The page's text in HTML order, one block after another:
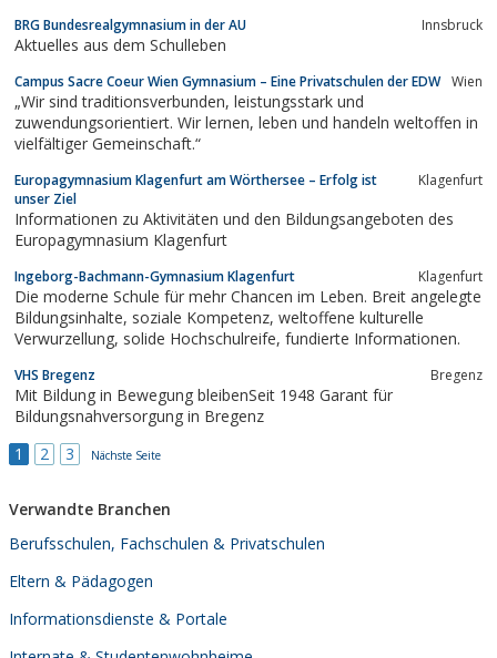
BRG Bundesrealgymnasium in der AU Innsbruck
Aktuelles aus dem Schulleben
Campus Sacre Coeur Wien Gymnasium – Eine Privatschulen der EDW Wien
„Wir sind traditionsverbunden, leistungsstark und
zuwendungsorientiert. Wir lernen, leben und handeln weltoffen in
vielfältiger Gemeinschaft.“
Europagymnasium Klagenfurt am Wörthersee – Erfolg ist
unser Ziel
Klagenfurt
Informationen zu Aktivitäten und den Bildungsangeboten des
Europagymnasium Klagenfurt
Ingeborg-Bachmann-Gymnasium Klagenfurt Klagenfurt
Die moderne Schule für mehr Chancen im Leben. Breit angelegte
Bildungsinhalte, soziale Kompetenz, weltoffene kulturelle
Verwurzellung, solide Hochschulreife, fundierte Informationen.
VHS Bregenz Bregenz
Mit Bildung in Bewegung bleibenSeit 1948 Garant für
Bildungsnahversorgung in Bregenz
1
2 3 Nächste Seite
Verwandte Branchen
Berufsschulen, Fachschulen & Privatschulen
Eltern & Pädagogen
Informationsdienste & Portale